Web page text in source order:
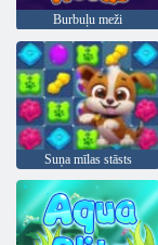
Burbuļu meži
Suņa mīlas stāsts